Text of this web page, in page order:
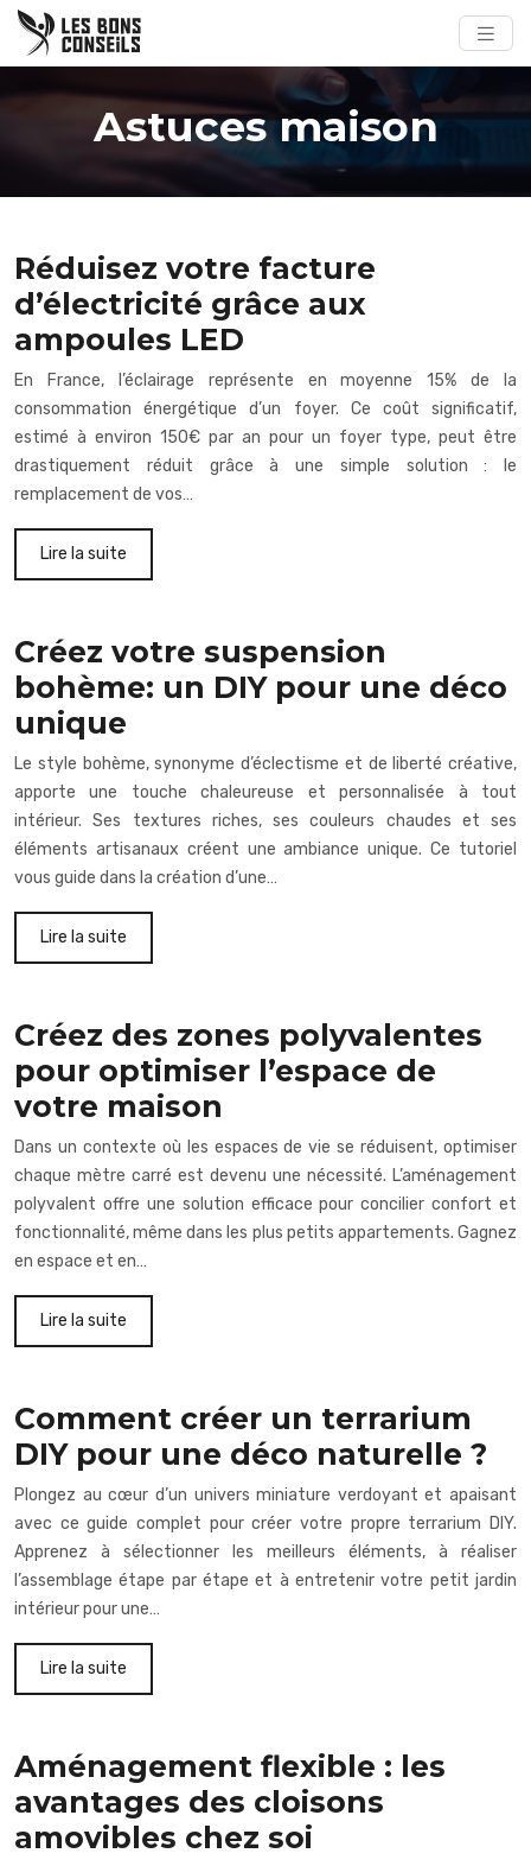
Astuces maison
Réduisez votre facture
d’électricité grâce aux
ampoules LED
En France, l’éclairage représente en moyenne 15% de la
consommation énergétique d’un foyer. Ce coût significatif,
estimé à environ 150€ par an pour un foyer type, peut être
drastiquement réduit grâce à une simple solution : le
remplacement de vos…
Lire la suite
Créez votre suspension
bohème: un DIY pour une déco
unique
Le style bohème, synonyme d’éclectisme et de liberté créative,
apporte une touche chaleureuse et personnalisée à tout
intérieur. Ses textures riches, ses couleurs chaudes et ses
éléments artisanaux créent une ambiance unique. Ce tutoriel
vous guide dans la création d’une…
Lire la suite
Créez des zones polyvalentes
pour optimiser l’espace de
votre maison
Dans un contexte où les espaces de vie se réduisent, optimiser
chaque mètre carré est devenu une nécessité. L’aménagement
polyvalent offre une solution efficace pour concilier confort et
fonctionnalité, même dans les plus petits appartements. Gagnez
en espace et en…
Lire la suite
Comment créer un terrarium
DIY pour une déco naturelle ?
Plongez au cœur d’un univers miniature verdoyant et apaisant
avec ce guide complet pour créer votre propre terrarium DIY.
Apprenez à sélectionner les meilleurs éléments, à réaliser
l’assemblage étape par étape et à entretenir votre petit jardin
intérieur pour une…
Lire la suite
Aménagement flexible : les
avantages des cloisons
amovibles chez soi